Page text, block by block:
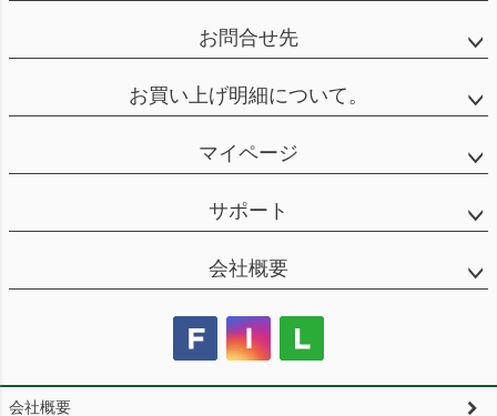
お問合せ先
お買い上げ明細について。
マイページ
サポート
会社概要
会社概要